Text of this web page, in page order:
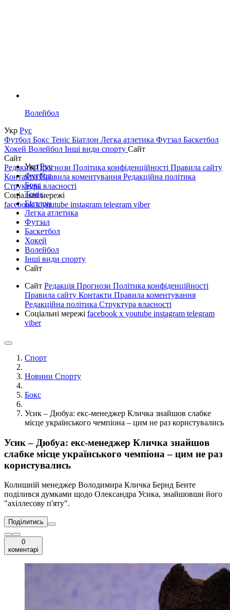
Волейбол
Укр Рус
Футбол Бокс Теніс Біатлон Легка атлетика Футзал Баскетбол
Хокей Волейбол Інші види спорту Сайт
Сайт
РедакціяПрогнози Політика конфіденційності Правила сайту
КонтактиПравила коментування Редакційна політика
Структура власності
Соціальні мережі
facebookxyoutube instagram telegram viber
УкрРус
Футбол
Бокс
Теніс
Біатлон
Легка атлетика
Футзал
Баскетбол
Хокей
Волейбол
Інші види спорту
Сайт
Сайт Редакція Прогнози Політика конфіденційності
Правила сайту Контакти Правила коментування
Редакційна політика Структура власності
Соціальні мережі facebook x youtube instagram telegram
viber
Спорт
Новини Спорту
Бокс
Усик – Дюбуа: екс-менеджер Кличка знайшов слабке
місце українського чемпіона – цим не раз користувались
Усик – Дюбуа: екс-менеджер Кличка знайшов
слабке місце українського чемпіона – цим не раз
користувались
Колишній менеджер Володимира Кличка Бернд Бенте
поділився думками щодо Олександра Усика, знайшовши його
"ахіллесову п'яту".
Поділитись
0
коментарі